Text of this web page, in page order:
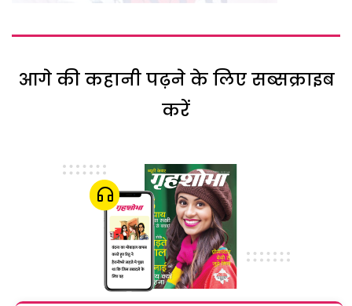
आगे की कहानी पढ़ने के लिए सब्सक्राइब
करें